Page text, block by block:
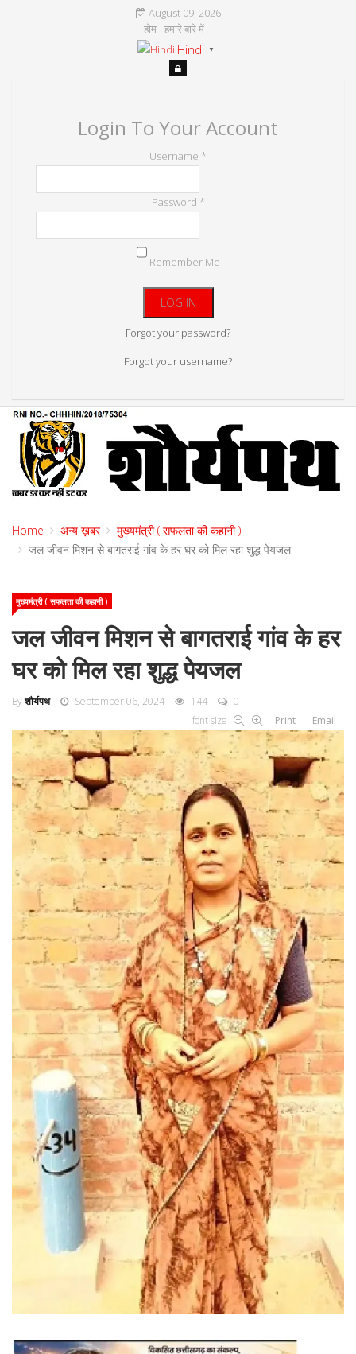
August 09, 2026
होम हमारे बारे में
Hindi ▼
Login To Your Account
Username *
Password *
Remember Me
Forgot your password?
Forgot your username?
Home अन्य ख़बर
मुख्यमंत्री ( सफलता की कहानी )
जल जीवन मिशन से बागतराई गांव के हर घर को मिल रहा शुद्ध पेयजल
मुख्यमंत्री ( सफलता की कहानी )
जल जीवन मिशन से बागतराई गांव के हर
घर को मिल रहा शुद्ध पेयजल
Byशौर्यपथ September 06, 2024 144
0
font size
Print Email